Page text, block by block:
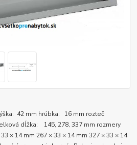
42 mm hrúbka: 16 mm rozteč
dĺžka: 145, 278, 337 mm rozmery
× 14 mm 267 × 33 × 14 mm 327 × 33 × 14